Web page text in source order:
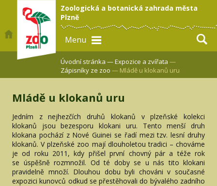
Zoologická a botanická zahrada města
Plzně
Menu
Úvodní stránka —Expozice a zvířata —
Zápisníky ze zoo — Mládě u klokanů uru
Mládě u klokanů uru
Jedním z nejhezčích druhů klokanů v plzeňské kolekci
klokanů jsou bezesporu klokani uru. Tento menší druh
klokana pochází z Nové Guinei se řadí mezi tzv. lesní druhy
klokanů. V plzeňské zoo mají dlouholetou tradici – chováme
je od roku 2011, kdy přišel první chovný pár a téže rok
se úspěšně rozmnožil. Od té doby se u nás tito klokani
pravidelně množí. Dlouhou dobu byli chováni v současné
expozici kunovců odkud se přestěhovali do bývalého zadního